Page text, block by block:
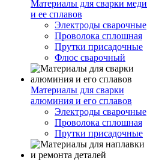
Материалы для сварки меди
и ее сплавов
Электроды сварочные
Проволока сплошная
Прутки присадочные
Флюс сварочный
Материалы для сварки
алюминия и его сплавов
Электроды сварочные
Проволока сплошная
Прутки присадочные